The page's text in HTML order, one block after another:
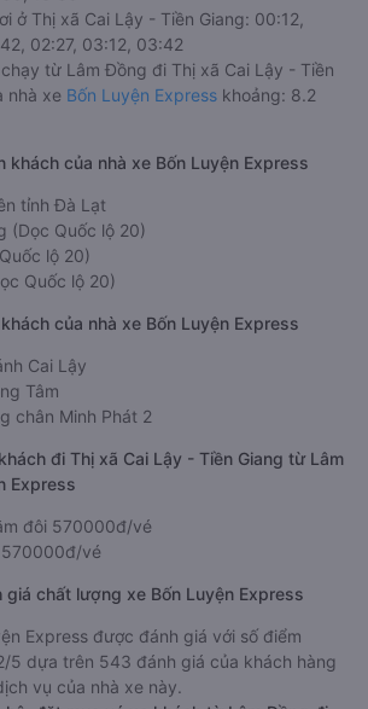
ở Thị xã Cai Lậy - Tiền Giang: 00:12,
02:27, 03:12, 03:42
từ Lâm Đồng đi Thị xã Cai Lậy - Tiền
nhà xe Bốn Luyện Express khoảng: 8.2
khách của nhà xe Bốn Luyện Express
tỉnh Đà Lạt
(Dọc Quốc lộ 20)
lộ 20)
Quốc lộ 20)
của nhà xe Bốn Luyện Express
Cai Lậy
Tâm
chân Minh Phát 2
đi Thị xã Cai Lậy - Tiền Giang từ Lâm
Express
đôi 570000đ/vé
570000đ/vé
giá chất lượng xe Bốn Luyện Express
Express được đánh giá với số điểm
5 dựa trên 543 đánh giá của khách hàng
vụ của nhà xe này.